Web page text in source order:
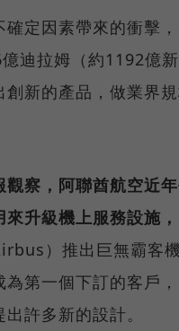
確定因素帶來的衝擊
迪拉姆（約1192億
新的產品，做業界規
觀察，阿聯酋航空近
升級機上服務設施，
）推出巨無霸客
為第一個下訂的客戶
許多新的設計。